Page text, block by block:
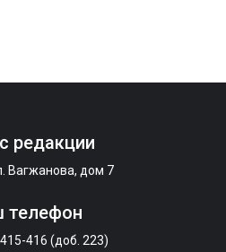
редакции
Вагжанова, дом 7
телефон
416 (доб. 223)